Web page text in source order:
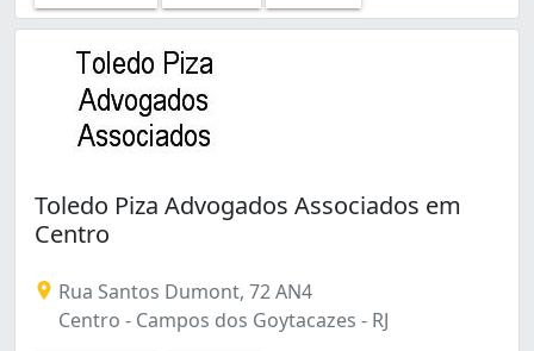
Toledo Piza Advogados Associados em
Centro
Rua Santos Dumont, 72 AN4
Centro - Campos dos Goytacazes - RJ